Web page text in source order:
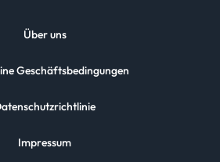
Über uns
Geschäftsbedingungen
Impressum